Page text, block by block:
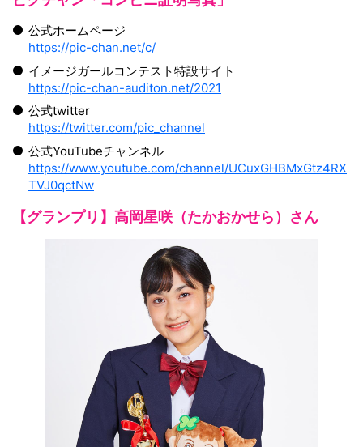
公式ホームページ
https://pic-chan.net/c/
イメージガールコンテスト特設サイト
https://pic-chan-auditon.net/2021
公式twitter
https://twitter.com/pic_channel
公式YouTubeチャンネル
https://www.youtube.com/channel/UCuxGHBMxGtz4RX
TVJ0qctNw
【グランプリ】高岡星咲（たかおかせら）さん